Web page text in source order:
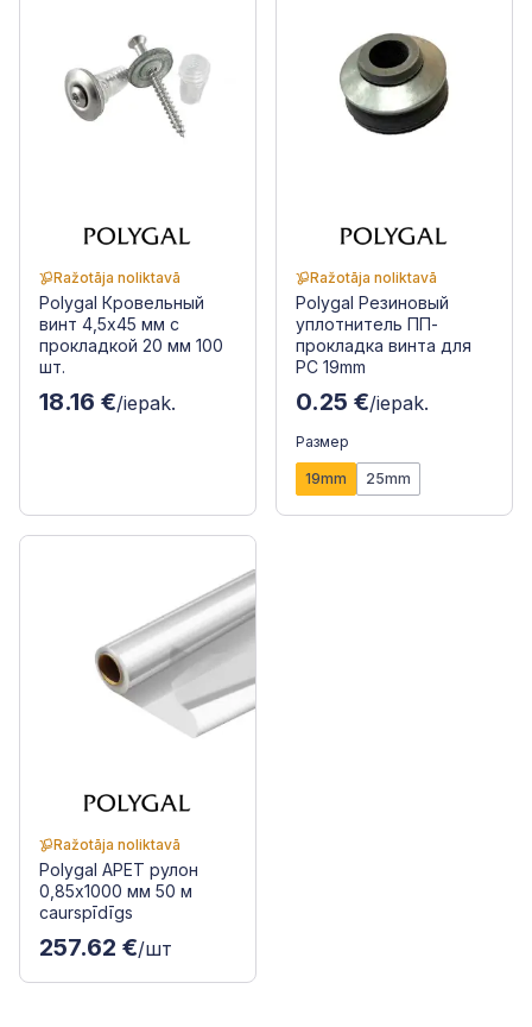
Ražotāja noliktavā
Polygal Кровельный
винт 4,5x45 мм с
прокладкой 20 мм 100
шт.
18.16 €/iepak.
Ražotāja noliktavā
Polygal Резиновый
уплотнитель ПП-
прокладка винта для
PC 19mm
0.25 €/iepak.
Размер
19mm 25mm
Ražotāja noliktavā
Polygal APET рулон
0,85x1000 мм 50 м
caurspīdīgs
257.62 €/шт